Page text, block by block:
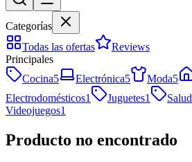
Categorías
Todas las ofertas
Reviews
Principales
Cocina5 Electrónica5 Moda5
Electrodomésticos1 Juguetes1 Salud
Videojuegos1
Producto no encontrado